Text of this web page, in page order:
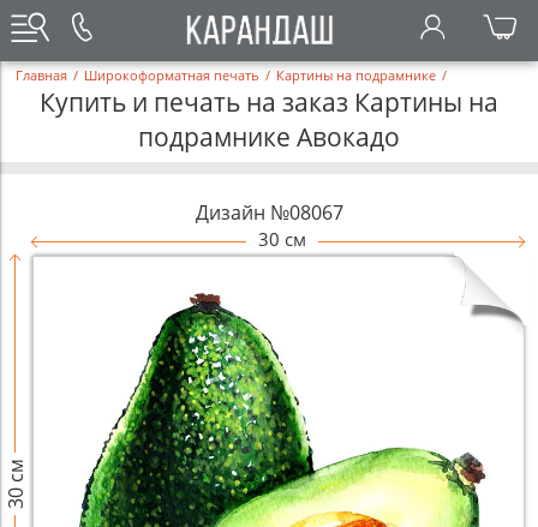
Главная / Широкоформатная печать / Картины на подрамнике /
Купить и печать на заказ Картины на
подрамнике Авокадо
Дизайн №08067
30 см
30 см